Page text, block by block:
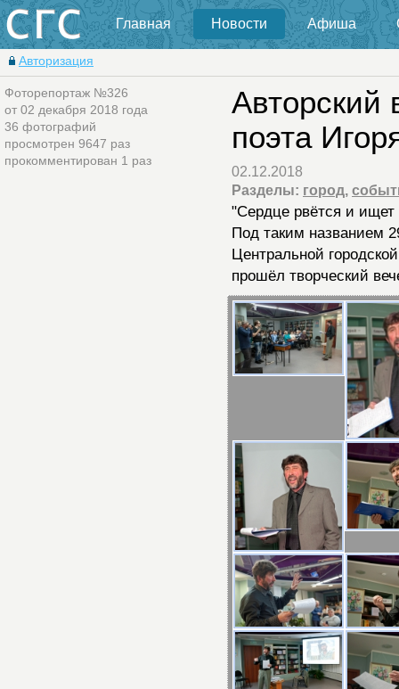
Главная Новости Афиша
Авторизация
Фоторепортаж №326
от 02 декабря 2018 года
36 фотографий
просмотрен 9647 раз
прокомментирован 1 раз
Авторский
поэта
02.12.2018
Разделы: город,
"Сердце рвётся и ищет
Под таким названием
Центральной
прошёл творческий